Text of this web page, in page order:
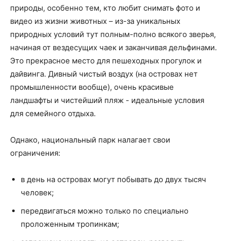
природы, особенно тем, кто любит снимать фото и
видео из жизни животных – из-за уникальных
природных условий тут полным-полно всякого зверья,
начиная от вездесущих чаек и заканчивая дельфинами.
Это прекрасное место для пешеходных прогулок и
дайвинга. Дивный чистый воздух (на островах нет
промышленности вообще), очень красивые
ландшафты и чистейший пляж - идеальные условия
для семейного отдыха.
Однако, национальный парк налагает свои
ограничения:
в день на островах могут побывать до двух тысяч
человек;
передвигаться можно только по специально
проложенным тропинкам;